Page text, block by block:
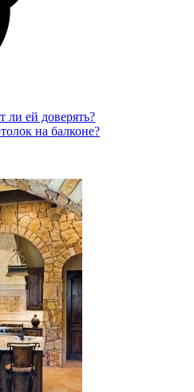
ли ей доверять?
на балконе?